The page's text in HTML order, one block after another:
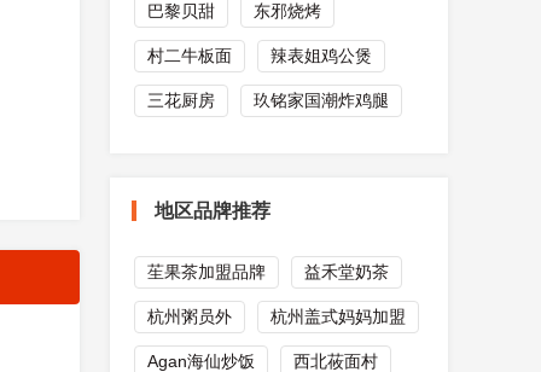
巴黎贝甜 东邪烧烤
村二牛板面 辣表姐鸡公煲
三花厨房 玖铭家国潮炸鸡腿
地区品牌推荐
苼果茶加盟品牌 益禾堂奶茶
杭州粥员外 杭州盖式妈妈加盟
Agan海仙炒饭 西北莜面村